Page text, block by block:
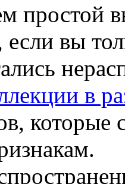
простой
если вы
в
которые